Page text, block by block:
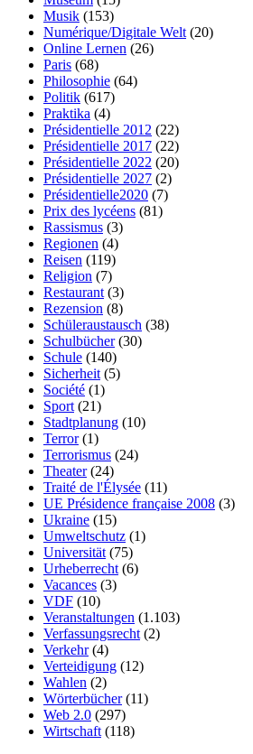
Musik (153)
Numérique/Digitale Welt(20)
Online Lernen (26)
Paris (68)
Philosophie (64)
Politik (617)
Praktika (4)
Présidentielle 2012 (22)
Présidentielle 2017 (22)
Présidentielle 2022 (20)
Présidentielle 2027 (2)
Présidentielle2020 (7)
Prix des lycéens (81)
Rassismus (3)
Regionen (4)
Reisen (119)
Religion (7)
Restaurant(3)
Rezension (8)
Schüleraustausch (38)
Schulbücher(30)
Schule (140)
Sicherheit(5)
Société (1)
Sport(21)
Stadtplanung (10)
Terror(1)
Terrorismus (24)
Theater(24)
Traité de l'Élysée (11)
UE Présidence française 2008 (3)
Ukraine (15)
Umweltschutz (1)
Universität(75)
Urheberrecht(6)
Vacances (3)
VDF (10)
Veranstaltungen (1.103)
Verfassungsrecht(2)
Verkehr(4)
Verteidigung (12)
Wahlen (2)
Wörterbücher(11)
Web 2.0 (297)
Wirtschaft(118)